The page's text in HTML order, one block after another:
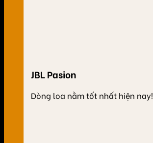
JBL Pasion
Dòng loa nằm tốt nhất hiện nay!